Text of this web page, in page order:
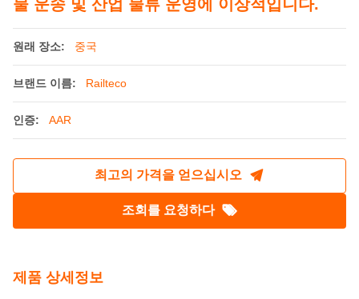
물 운송 및 산업 물류 운영에 이상적입니다.
원래 장소: 중국
브랜드 이름: Railteco
인증: AAR
최고의 가격을 얻으십시오
조회를 요청하다
제품 상세정보